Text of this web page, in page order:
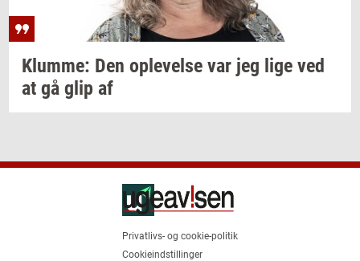
Klum­me: Den op­le­vel­se var jeg lige ved
at gå glip af
Privatlivs- og cookie-politik
Cookieindstillinger